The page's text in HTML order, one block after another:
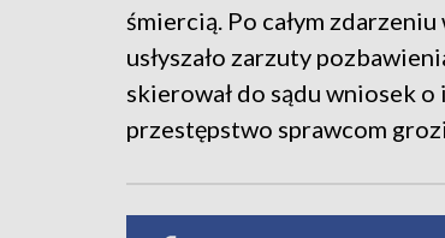
śmiercią. Po całym
usłyszało zarzuty
skierował do sądu wniosek
przestępstwo sprawcom